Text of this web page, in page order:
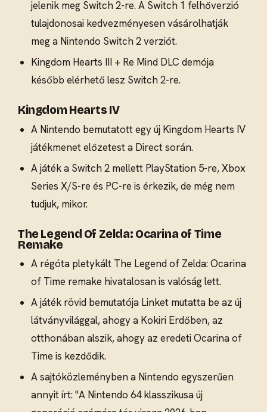
jelenik meg Switch 2-re. A Switch 1 felhőverzió
tulajdonosai kedvezményesen vásárolhatják
meg a Nintendo Switch 2 verziót.
Kingdom Hearts III + Re Mind DLC demója
később elérhető lesz Switch 2-re.
Kingdom Hearts IV
A Nintendo bemutatott egy új Kingdom Hearts IV
játékmenet előzetest a Direct során.
A játék a Switch 2 mellett PlayStation 5-re, Xbox
Series X/S-re és PC-re is érkezik, de még nem
tudjuk, mikor.
The Legend Of Zelda: Ocarina of Time
Remake
A régóta pletykált The Legend of Zelda: Ocarina
of Time remake hivatalosan is valóság lett.
A játék rövid bemutatója Linket mutatta be az új
látványvilággal, ahogy a Kokiri Erdőben, az
otthonában alszik, ahogy az eredeti Ocarina of
Time is kezdődik.
A sajtóközleményben a Nintendo egyszerűen
annyit írt: "A Nintendo 64 klasszikusa új